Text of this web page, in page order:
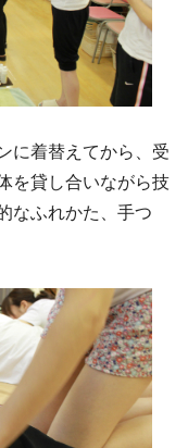
に着替えてから、受
を貸し合いながら技
なふれかた、手つ